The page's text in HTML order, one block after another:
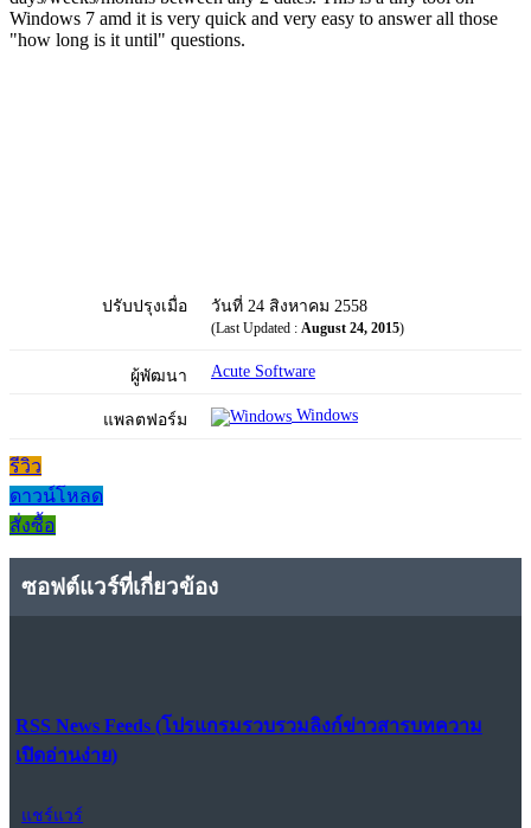
Windows 7 amd it is very quick and very easy to answer all those
"how long is it until" questions.
ปรับปรุงเมื่อ วันที่ 24 สิงหาคม 2558
(Last Updated : August 24, 2015)
ผู้พัฒนา Acute Software
แพลตฟอร์ม Windows
รีวิว
ดาวน์โหลด
สั่งซื้อ
ซอฟต์แวร์ที่เกี่ยวข้อง
RSS News Feeds (โปรแกรมรวบรวมลิงก์ข่าวสารบทความ
เปิดอ่านง่าย)
แชร์แวร์